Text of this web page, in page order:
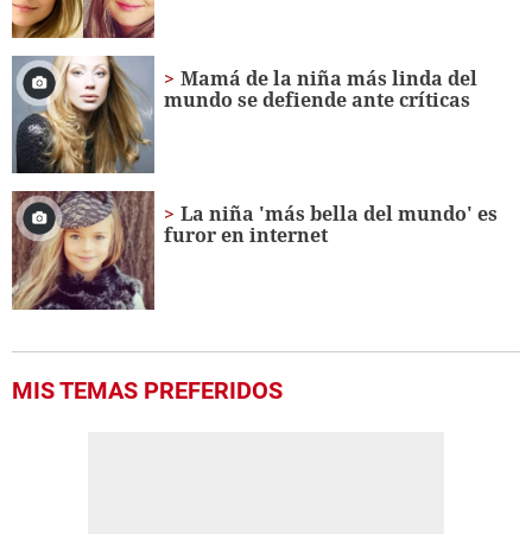
Mamá de la niña más linda del
mundo se defiende ante críticas
La niña 'más bella del mundo' es
furor en internet
MIS TEMAS PREFERIDOS